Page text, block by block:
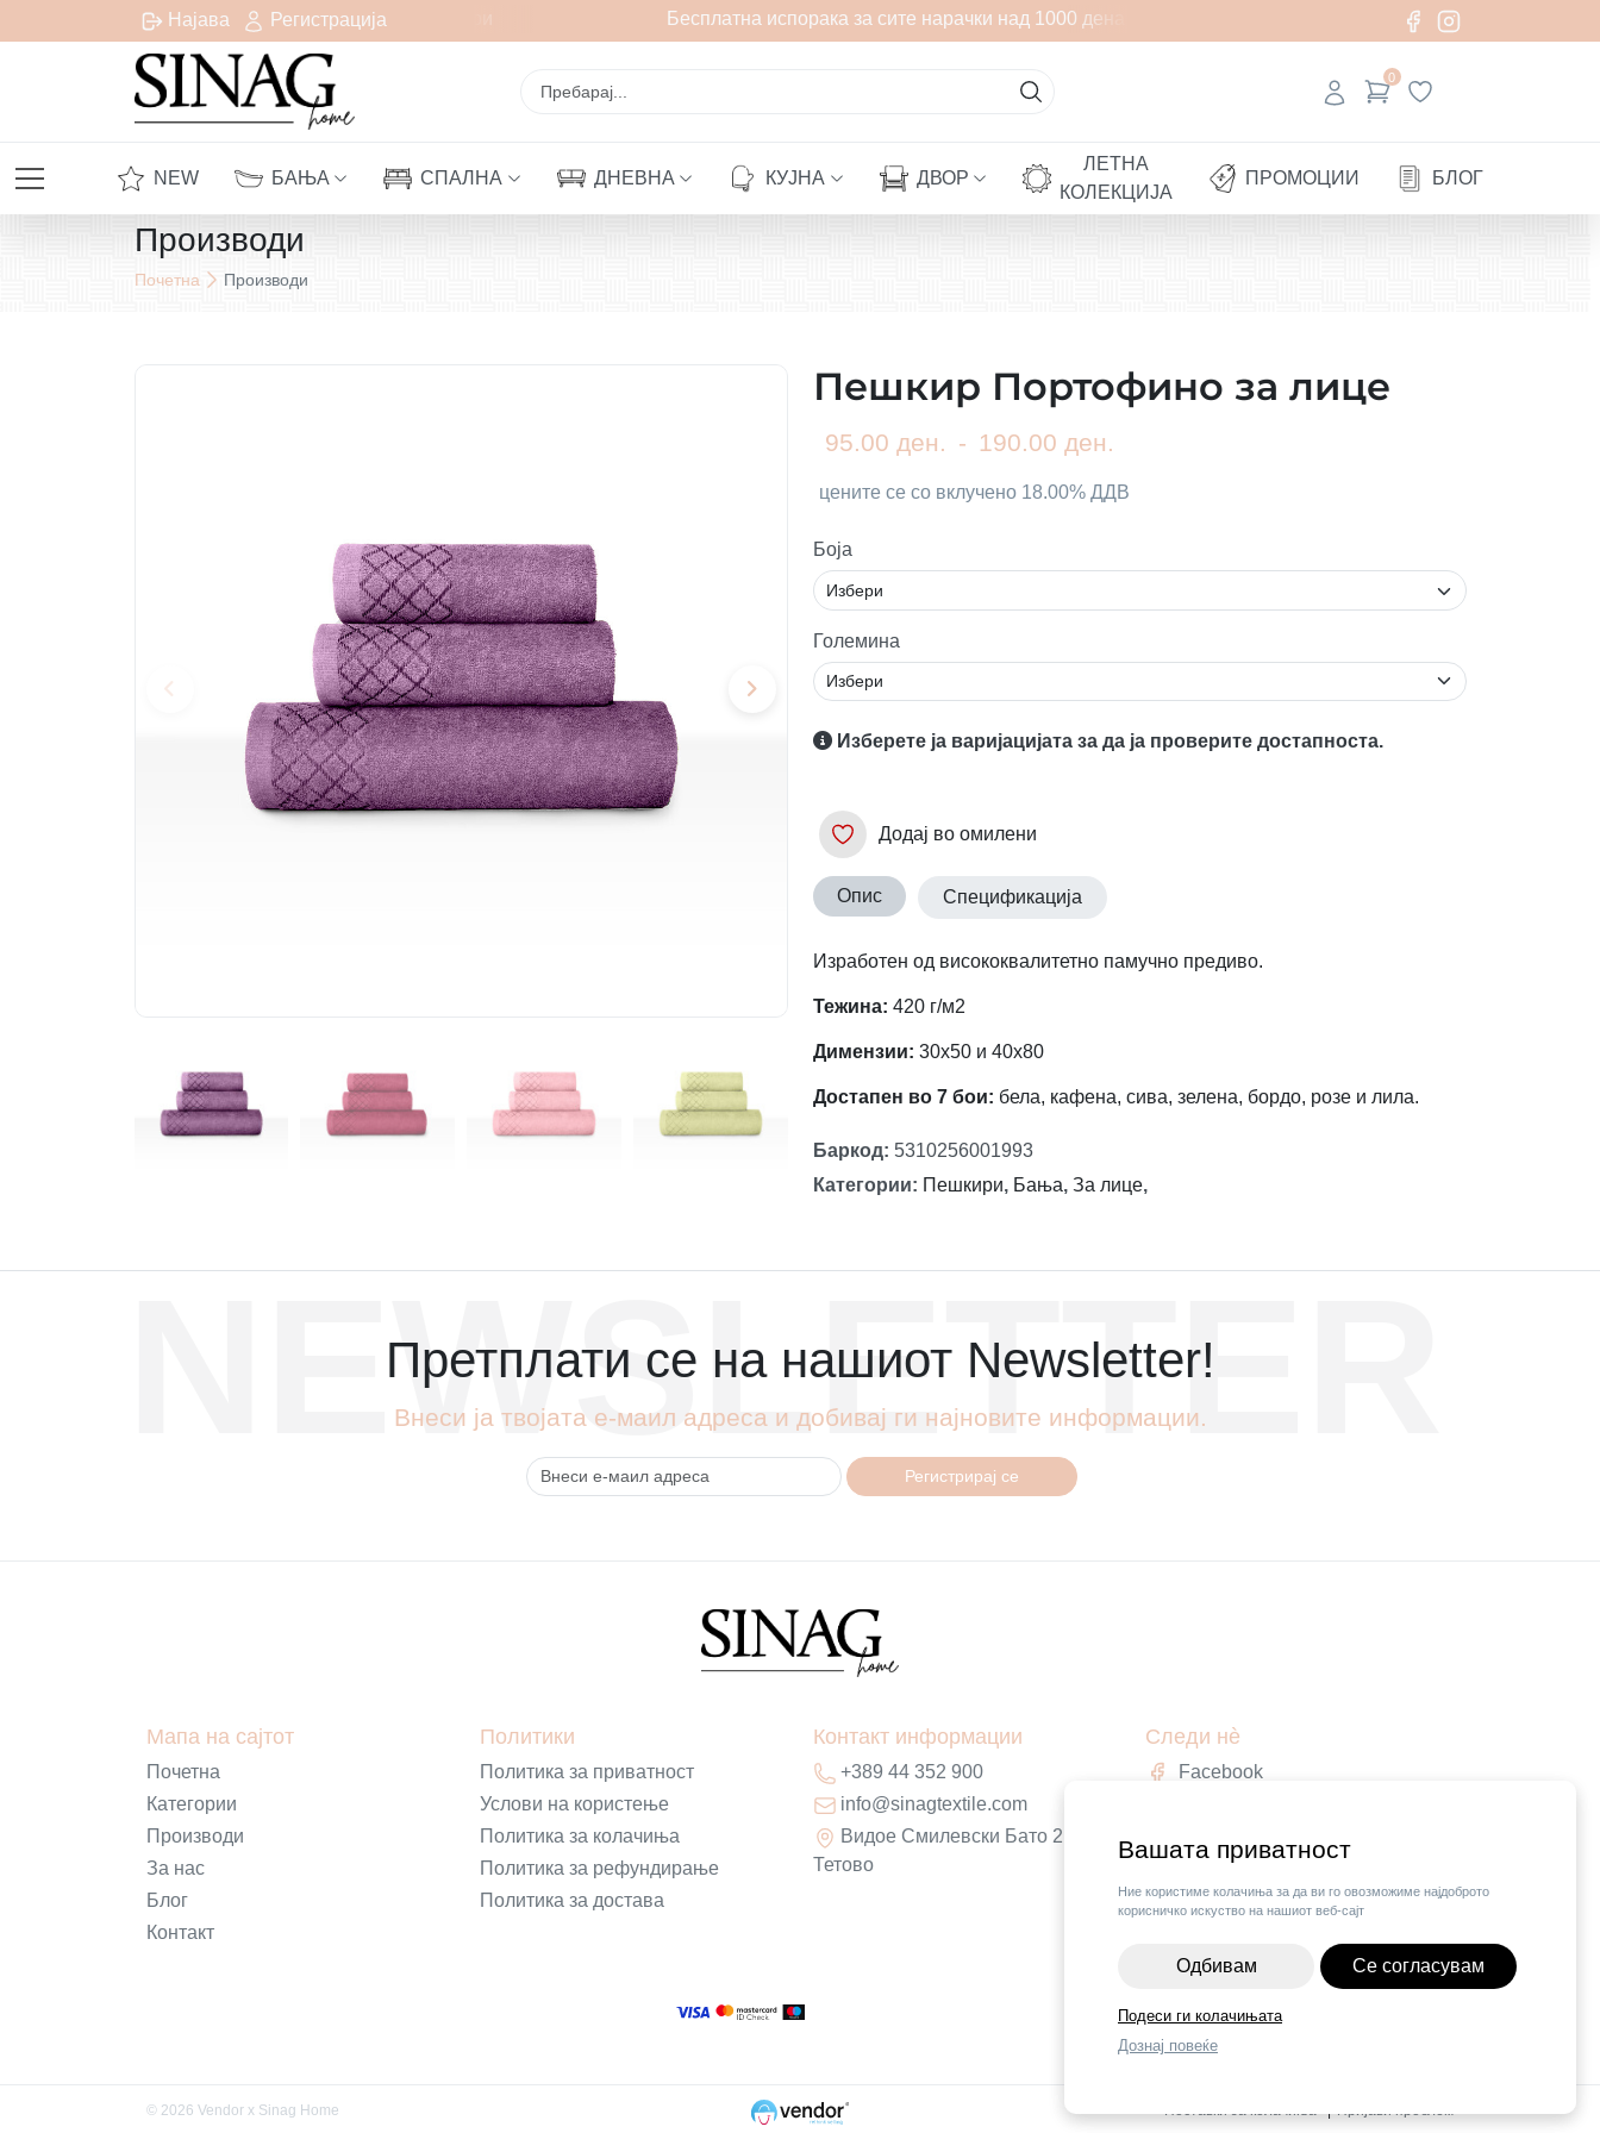
Вашата приватност
Ние користиме колачиња за да ви го овозможиме најдоброто
корисничко искуство на нашиот веб-сајт
Одбивам Се согласувам
Подеси ги колачињата
Дознај повеќе
Најава Регистрација
Бесплатна испорака за сите нарачки над 1000 денари Бесплатна испорака за сите нарачки над 1000 денари
0
NEW БАЊА СПАЛНА ДНЕВНА КУЈНА ДВОР
ЛЕТНА
КОЛЕКЦИЈА
ПРОМОЦИИ БЛОГ
Производи
Почетна Производи
Пешкир Портофино за лице
95.00 ден. - 190.00 ден.
цените се со вклучено 18.00% ДДВ
Боја
Големина
Изберете ја варијацијата за да ја проверите достапноста.
Додај во омилени
Опис Спецификација
Изработен од висококвалитетно памучно предиво.
Тежина: 420 г/м2
Димензии: 30х50 и 40х80
Достапен во 7 бои: бела, кафена, сива, зелена, бордо, розе и лила.
Баркод: 5310256001993
Категории: Пешкири, Бања, За лице,
NEWSLETTER
Претплати се на нашиот Newsletter!
Внеси ја твојата е-маил адреса и добивај ги најновите информации.
Регистрирај се
Мапа на сајтот
Почетна
Категории
Производи
За нас
Блог
Контакт
Политики
Политика за приватност
Услови на користење
Политика за колачиња
Политика за рефундирање
Политика за достава
Контакт информации
+389 44 352 900
info@sinagtextile.com
Видое Смилевски Бато 2,
Тетово
Следи нè
Facebook
© 2026 Vendor x Sinag Home Поставки за колачиња | Пријави проблем